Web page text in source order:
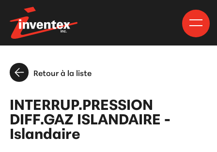
Retour à la liste
INTERRUP.PRESSION
DIFF.GAZ ISLANDAIRE -
Islandaire